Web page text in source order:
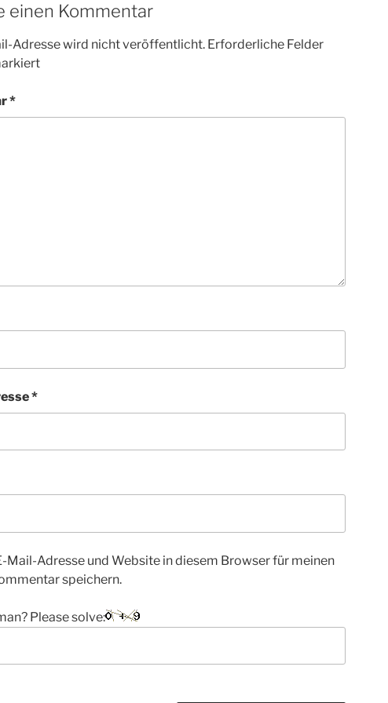
einen Kommentar
Adresse wird nicht veröffentlicht. Erforderliche Felder
*
*
Mail-Adresse und Website in diesem Browser für meinen
speichern.
Please solve: